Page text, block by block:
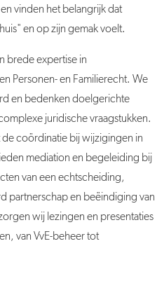
vinden het belangrijk dat
en op zijn gemak voelt.
brede expertise in
Personen- en Familierecht. We
en bedenken doelgerichte
juridische vraagstukken.
coördinatie bij wijzigingen in
mediation en begeleiding bij
van een echtscheiding,
partnerschap en beëindiging van
wij lezingen en presentaties
van VvE-beheer tot